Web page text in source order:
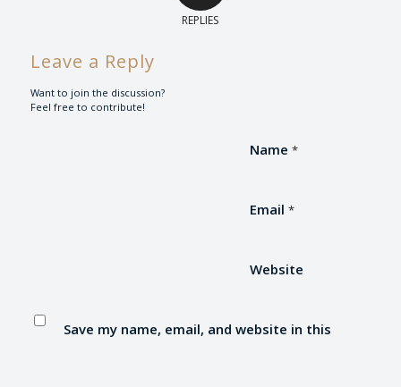
REPLIES
Leave a Reply
Want to join the discussion?
Feel free to contribute!
Name *
Email *
Website
Save my name, email, and website in this